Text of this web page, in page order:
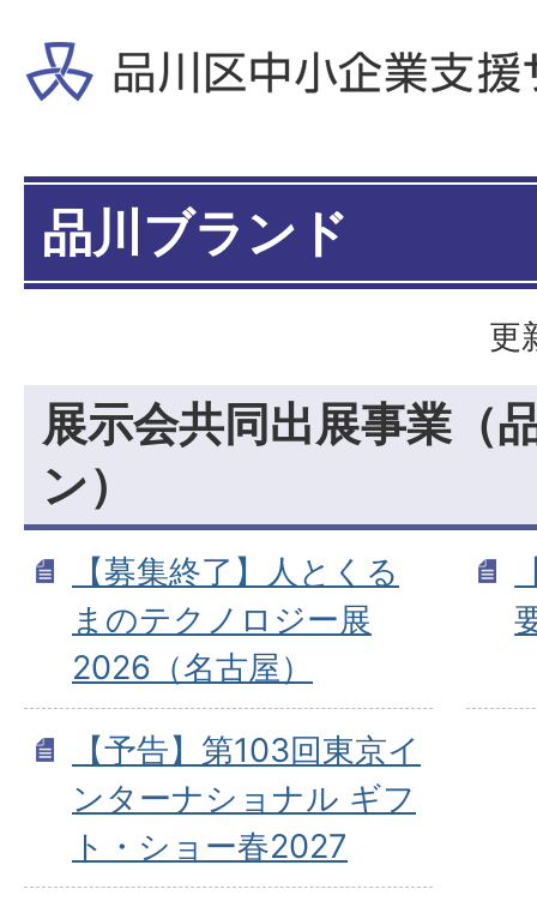
品川ブランド
更
展示会共同出展事業（
ン）
【募集終了】人とくる
まのテクノロジー展
2026（名古屋）
【予告】第103回東京イ
ンターナショナル ギフ
ト・ショー春2027